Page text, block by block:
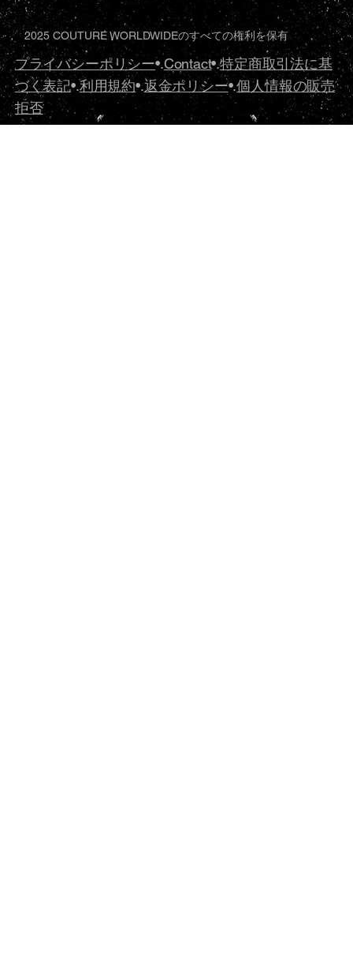
プライバシーポリシー•.Contact•.特定商取引法に基
づく表記•.利用規約•.返金ポリシー•.個人情報の販売
拒否
2025 COUTURE WORLDWIDEのすべての権利を保有